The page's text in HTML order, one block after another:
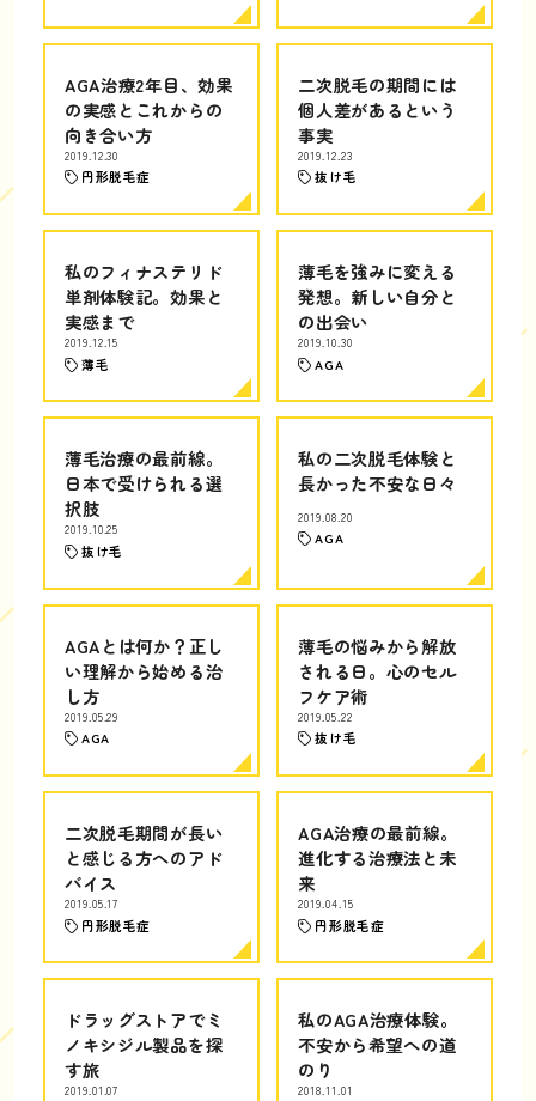
AGA治療2年目、効果
の実感とこれからの
向き合い方
2019.12.30
円形脱毛症
二次脱毛の期間には
個人差があるという
事実
2019.12.23
抜け毛
私のフィナステリド
単剤体験記。効果と
実感まで
2019.12.15
薄毛
薄毛を強みに変える
発想。新しい自分と
の出会い
2019.10.30
AGA
薄毛治療の最前線。
日本で受けられる選
択肢
2019.10.25
抜け毛
私の二次脱毛体験と
長かった不安な日々
2019.08.20
AGA
AGAとは何か？正し
い理解から始める治
し方
2019.05.29
AGA
薄毛の悩みから解放
される日。心のセル
フケア術
2019.05.22
抜け毛
二次脱毛期間が長い
と感じる方へのアド
バイス
2019.05.17
円形脱毛症
AGA治療の最前線。
進化する治療法と未
来
2019.04.15
円形脱毛症
ドラッグストアでミ
ノキシジル製品を探
す旅
2019.01.07
私のAGA治療体験。
不安から希望への道
のり
2018.11.01